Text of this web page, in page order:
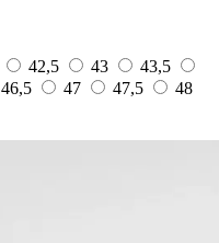
42,5 43
43,5
46,5 47 47,5
48